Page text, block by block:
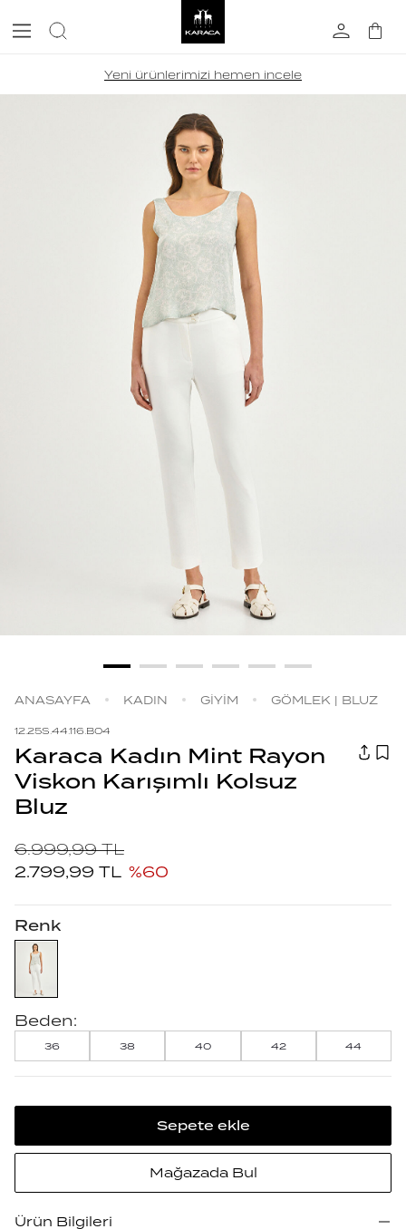
Yeni ürünlerimizi hemen incele
ANASAYFA KADIN GİYİM GÖMLEK | BLUZ
12.25S.44.116.B04
Karaca Kadın Mint Rayon
Viskon Karışımlı Kolsuz
Bluz
6.999,99 TL
2.799,99 TL %60
Renk
Beden:
36 38 40 42 44
Sepete ekle
Mağazada Bul
Ürün Bilgileri